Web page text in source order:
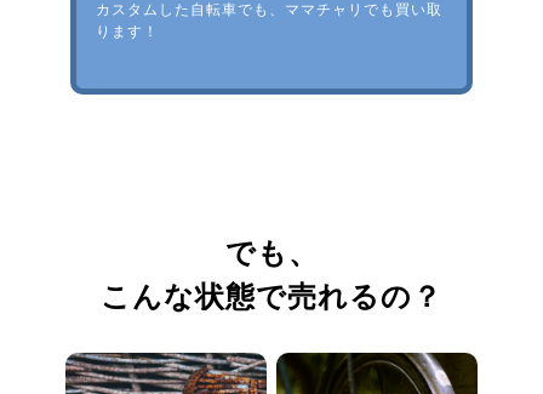
カスタムした自転車でも、ママチャリでも買い取
ります！
でも、
こんな状態で売れるの？